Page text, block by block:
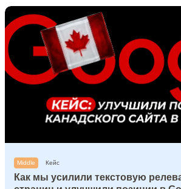
Middle Кейс
Как мы усилили текстовую